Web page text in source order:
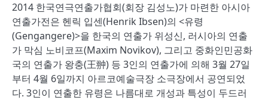
2014 한국연극연출가협회(회장 김성노)가 마련한 아시아
연출가전은 헨릭 입센(Henrik Ibsen)의 <유령
(Gengangere)>을 한국의 연출가 위성신, 러시아의 연출
가 막심 노비코프(Maxim Novikov), 그리고 중화인민공화
국의 연출가 왕충(王翀) 등 3인의 연출가에 의해 3월 27일
부터 4월 6일까지 아르코예술극장 소극장에서 공연되었
다. 3인이 연출한 유령은 나름대로 개성과 특성이 두드러